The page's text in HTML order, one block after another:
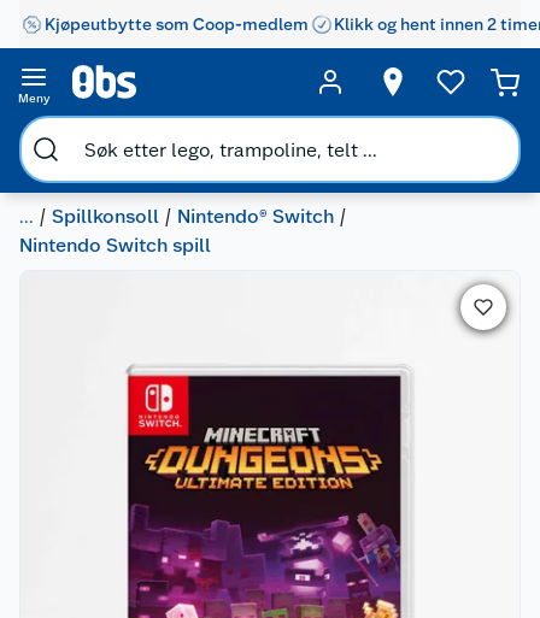
Kjøpeutbytte som Coop-medlem Klikk og hent innen 2
Meny
... Spillkonsoll
Nintendo® Switch
Nintendo Switch spill